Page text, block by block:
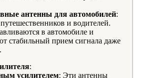
антенны для автомобилей:
и водителей.
в автомобиле и
стабильный прием сигнала даже
:
усилителем: Эти антенны